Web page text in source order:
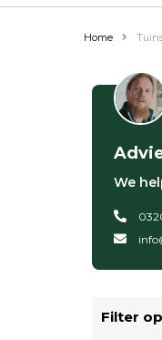
Home
We
Filter op